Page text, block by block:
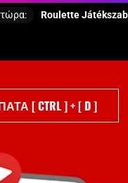
Roulette
[ CTRL ] + [ D ]